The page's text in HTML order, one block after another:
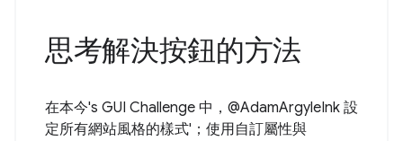
思考解決按鈕的方法
在本今's GUI Challenge 中，@AdamArgyleInk 設
定所有網站風格的樣式'；使用自訂屬性與